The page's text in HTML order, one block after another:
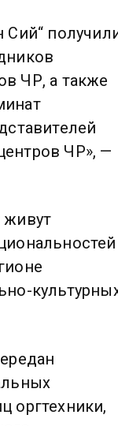
Сий“
ЧР, а также
ЧР», —
живут
оргтехники,